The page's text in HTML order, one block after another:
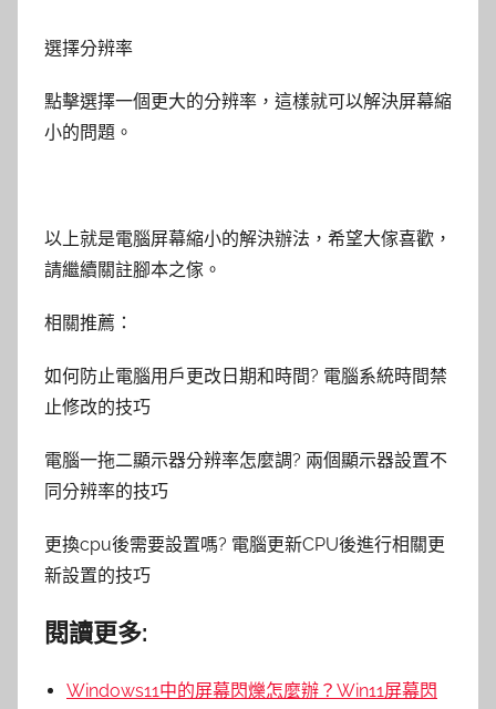
選擇分辨率
點擊選擇一個更大的分辨率，這樣就可以解決屏幕縮
小的問題。
以上就是電腦屏幕縮小的解決辦法，希望大傢喜歡，
請繼續關註腳本之傢。
相關推薦：
如何防止電腦用戶更改日期和時間? 電腦系統時間禁
止修改的技巧
電腦一拖二顯示器分辨率怎麼調? 兩個顯示器設置不
同分辨率的技巧
更換cpu後需要設置嗎? 電腦更新CPU後進行相關更
新設置的技巧
閱讀更多:
Windows11中的屏幕閃爍怎麼辦？Win11屏幕閃